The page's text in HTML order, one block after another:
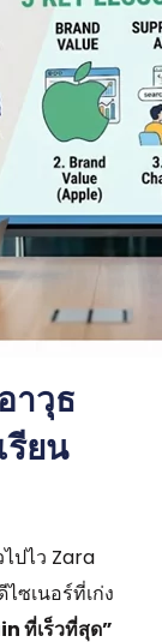
าวุธ
ยน
ปไว Zara
ซเนอร์ที่เก่ง
ที่เร็วที่สุด”